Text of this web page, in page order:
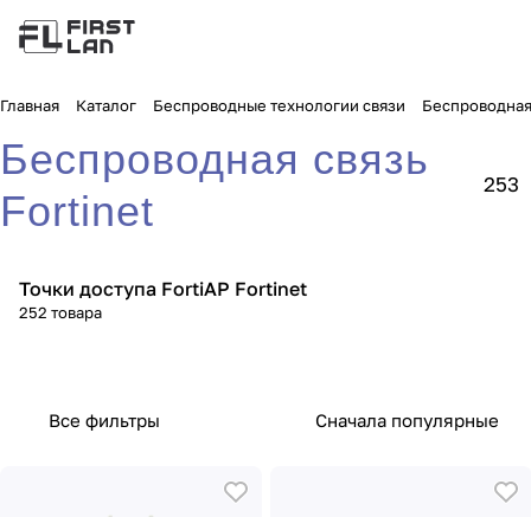
Главная Каталог Беспроводные технологии связи
Беспроводная связь
Fortinet
253
Точки доступа FortiAP Fortinet
252 товара
Все фильтры Сначала популярные